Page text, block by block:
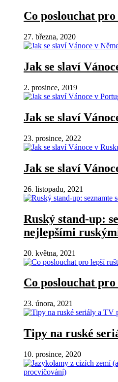
Co poslouchat
27. března, 2020
Jak se slaví
2. prosince, 2019
Jak se slaví
23. prosince, 2022
Jak se slaví
26. listopadu, 2021
Ruský stand-up:
nejlepšími
20. května, 2021
Co poslouchat
23. února, 2021
Tipy na ruské
10. prosince, 2020